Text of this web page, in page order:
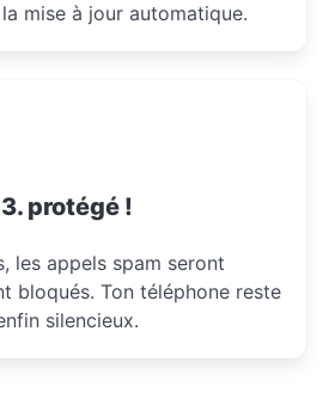
mise à jour automatique.
3. protégé !
les appels spam seront
bloqués. Ton téléphone reste
silencieux.